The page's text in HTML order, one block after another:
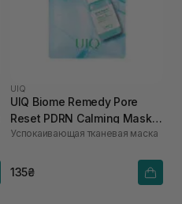
UIQ
UIQ Biome Remedy Pore
Reset PDRN Calming Mask
Sheet 22 мл
Успокаивающая тканевая маска
135₴